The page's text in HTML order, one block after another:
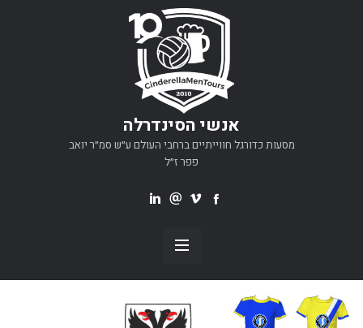
אנשי הסינדרלה
מסעות כדורגל חווייתיים ברחבי העולם ע״ש סמ״ר יואב
פפר ז״ל